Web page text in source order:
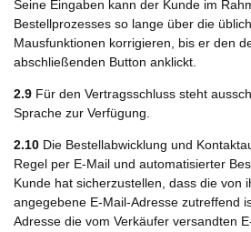
Seine Eingaben kann der Kunde im
Bestellprozesses so lange über die
Mausfunktionen korrigieren, bis er den
abschließenden Button anklickt.
2.9 Für den Vertragsschluss steht
Sprache zur Verfügung.
2.10 Die Bestellabwicklung und
Regel per E-Mail und automatisierter
Kunde hat sicherzustellen, dass die von
angegebene E-Mail-Adresse zutreffend
Adresse die vom Verkäufer versandten